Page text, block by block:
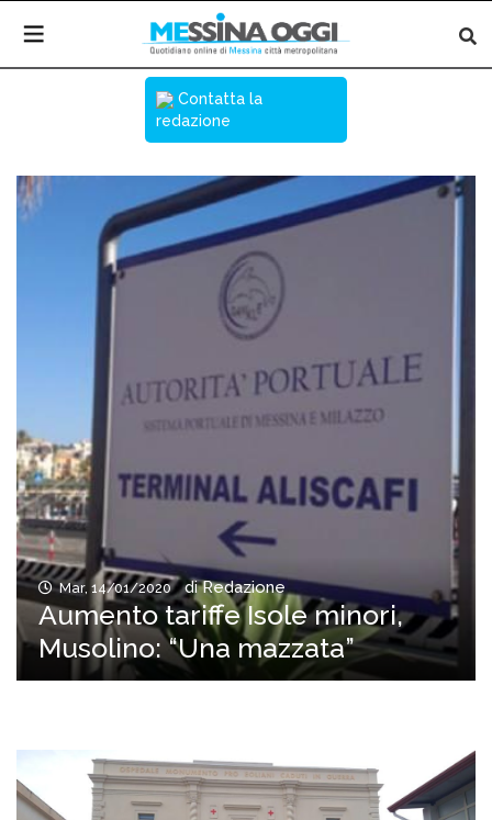
Contatta la
redazione
Mar, 14/01/2020 di Redazione
Aumento tariffe Isole minori,
Musolino: “Una mazzata”